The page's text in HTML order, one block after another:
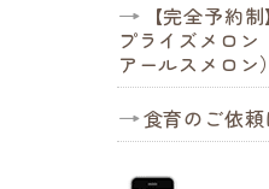
【完全予約
プライズメロン
アールスメロン）
食育のご依